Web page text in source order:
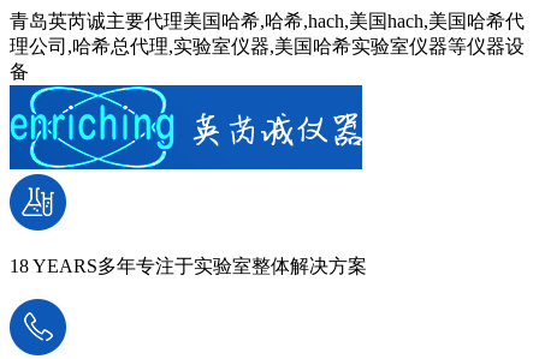
青岛英芮诚主要代理美国哈希,哈希,hach,美国hach,美国哈希代
理公司,哈希总代理,实验室仪器,美国哈希实验室仪器等仪器设
备
18 YEARS多年专注于实验室整体解决方案